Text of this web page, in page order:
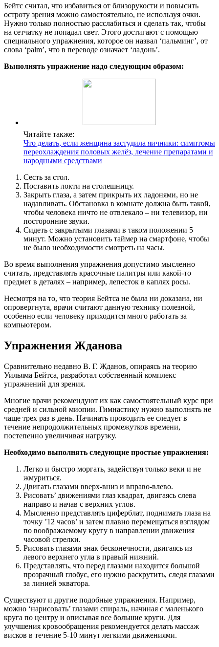
Бейтс считал, что избавиться от близорукости и повысить
остроту зрения можно самостоятельно, не используя очки.
Нужно только полностью расслабиться и сделать так, чтобы
на сетчатку не попадал свет. Этого достигают с помощью
специального упражнения, которое он назвал ‘пальминг’, от
слова ‘palm’, что в переводе означает ‘ладонь’.
Выполнять упражнение надо следующим образом:
Читайте также:
Что делать, если женщина застудила яичники: симптомы
переохлаждения половых желёз, лечение препаратами и
народными средствами
Сесть за стол.
Поставить локти на столешницу.
Закрыть глаза, а затем прикрыть их ладонями, но не
надавливать. Обстановка в комнате должна быть такой,
чтобы человека ничто не отвлекало – ни телевизор, ни
посторонние звуки.
Сидеть с закрытыми глазами в таком положении 5
минут. Можно установить таймер на смартфоне, чтобы
не было необходимости смотреть на часы.
Во время выполнения упражнения допустимо мысленно
считать, представлять красочные палитры или какой-то
предмет в деталях – например, лепесток в каплях росы.
Несмотря на то, что теория Бейтса не была ни доказана, ни
опровергнута, врачи считают данную технику полезной,
особенно если человеку приходится много работать за
компьютером.
Упражнения Жданова
Сравнительно недавно В. Г. Жданов, опираясь на теорию
Уильяма Бейтса, разработал собственный комплекс
упражнений для зрения.
Многие врачи рекомендуют их как самостоятельный курс при
средней и сильной миопии. Гимнастику нужно выполнять не
чаще трех раз в день. Начинать проводить ее следует в
течение непродолжительных промежутков времени,
постепенно увеличивая нагрузку.
Необходимо выполнять следующие простые упражнения:
Легко и быстро моргать, задействуя только веки и не
жмуриться.
Двигать глазами вверх-вниз и вправо-влево.
Рисовать’ движениями глаз квадрат, двигаясь слева
направо и начав с верхних углов.
Мысленно представлять циферблат, поднимать глаза на
точку ’12 часов’ и затем плавно перемещаться взглядом
по воображаемому кругу в направлении движения
часовой стрелки.
Рисовать глазами знак бесконечности, двигаясь из
левого верхнего угла в правый нижний.
Представлять, что перед глазами находится большой
прозрачный глобус, его нужно раскрутить, следя глазами
за линией экватора.
Существуют и другие подобные упражнения. Например,
можно ‘нарисовать’ глазами спираль, начиная с маленького
круга по центру и описывая все большие круги. Для
улучшения кровообращения рекомендуется делать массаж
висков в течение 5-10 минут легкими движениями.